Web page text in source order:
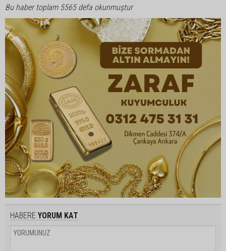
Bu haber toplam 5565 defa okunmuştur
HABERE YORUM KAT